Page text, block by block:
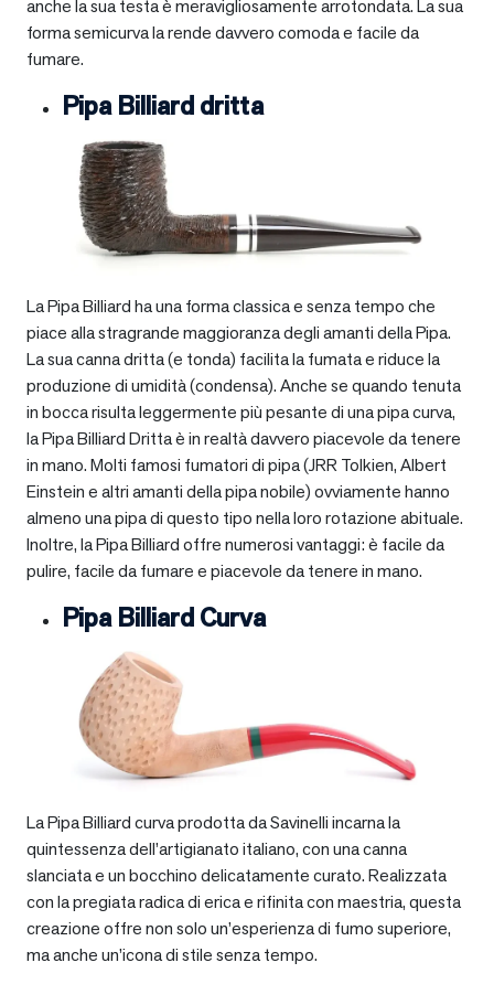
anche la sua testa è meravigliosamente arrotondata. La sua
forma semicurva la rende davvero comoda e facile da
fumare.
Pipa Billiard dritta
La Pipa Billiard ha una forma classica e senza tempo che
piace alla stragrande maggioranza degli amanti della Pipa.
La sua canna dritta (e tonda) facilita la fumata e riduce la
produzione di umidità (condensa). Anche se quando tenuta
in bocca risulta leggermente più pesante di una pipa curva,
la Pipa Billiard Dritta è in realtà davvero piacevole da tenere
in mano. Molti famosi fumatori di pipa (JRR Tolkien, Albert
Einstein e altri amanti della pipa nobile) ovviamente hanno
almeno una pipa di questo tipo nella loro rotazione abituale.
Inoltre, la Pipa Billiard offre numerosi vantaggi: è facile da
pulire, facile da fumare e piacevole da tenere in mano.
Pipa Billiard Curva
La Pipa Billiard curva prodotta da Savinelli incarna la
quintessenza dell’artigianato italiano, con una canna
slanciata e un bocchino delicatamente curato. Realizzata
con la pregiata radica di erica e rifinita con maestria, questa
creazione offre non solo un’esperienza di fumo superiore,
ma anche un’icona di stile senza tempo.